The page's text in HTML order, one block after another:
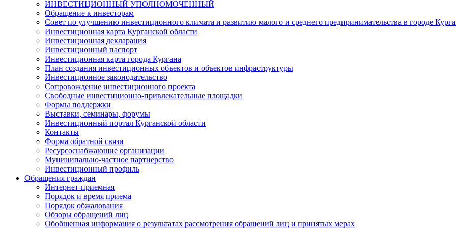
ИНВЕСТИЦИОННЫЙ УПОЛНОМОЧЕННЫЙ
Обращение к инвесторам
Совет по улучшению инвестиционного климата и развитию малого и среднего предпринимательства в городе
Инвестиционная карта Курганской области
Инвестиционная декларация
Инвестиционный паспорт
Инвестиционная карта города Кургана
План создания инвестиционных объектов и объектов инфраструктуры
Инвестиционное законодательство
Сопровождение инвестиционного проекта
Свободные инвестиционно-привлекательные площадки
Формы поддержки
Выставки, семинары, форумы
Инвестиционный портал Курганской области
Контакты
Форма обратной связи
Ресурсоснабжающие организации
Муниципально-частное партнерство
Инвестиционный профиль
Обращения граждан
Интернет-приемная
Порядок и время приема
Порядок обжалования
Обзоры обращений лиц
Обобщенная информация о результатах рассмотрения обращений лиц и принятых мерах